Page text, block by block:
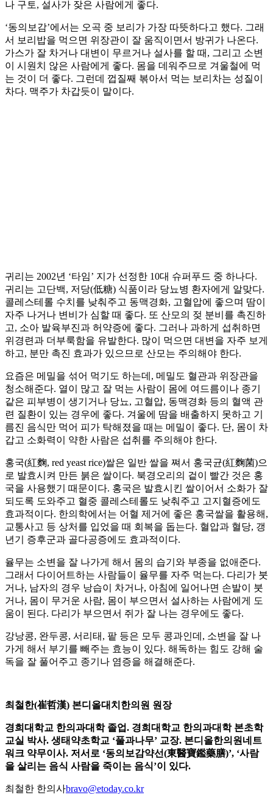
나 구토, 설사가 잦은 사람에게 좋다.
‘동의보감’에서는 오곡 중 보리가 가장 따뜻하다고 했다. 그래
서 보리밥을 먹으면 위장관이 잘 움직이면서 방귀가 나온다.
가스가 잘 차거나 대변이 무르거나 설사를 할 때, 그리고 소변
이 시원치 않은 사람에게 좋다. 몸을 데워주므로 겨울철에 먹
는 것이 더 좋다. 그런데 껍질째 볶아서 먹는 보리차는 성질이
차다. 맥주가 차갑듯이 말이다.
귀리는 2002년 ‘타임’ 지가 선정한 10대 슈퍼푸드 중 하나다.
귀리는 고단백, 저당(低糖) 식품이라 당뇨병 환자에게 알맞다.
콜레스테롤 수치를 낮춰주고 동맥경화, 고혈압에 좋으며 땀이
자주 나거나 변비가 심할 때 좋다. 또 산모의 젖 분비를 촉진하
고, 소아 발육부진과 허약증에 좋다. 그러나 과하게 섭취하면
위경련과 더부룩함을 유발한다. 많이 먹으면 대변을 자주 보게
하고, 분만 촉진 효과가 있으므로 산모는 주의해야 한다.
요즘은 메밀을 섞어 먹기도 하는데, 메밀도 혈관과 위장관을
청소해준다. 열이 많고 잘 먹는 사람이 몸에 여드름이나 종기
같은 피부병이 생기거나 당뇨, 고혈압, 동맥경화 등의 혈액 관
련 질환이 있는 경우에 좋다. 겨울에 땀을 배출하지 못하고 기
름진 음식만 먹어 피가 탁해졌을 때는 메밀이 좋다. 단, 몸이 차
갑고 소화력이 약한 사람은 섭취를 주의해야 한다.
홍국(紅麴, red yeast rice)쌀은 일반 쌀을 쪄서 홍국균(紅麴菌)으
로 발효시켜 만든 붉은 쌀이다. 북경오리의 겉이 빨간 것은 홍
국을 사용했기 때문이다. 홍국은 발효시킨 쌀이어서 소화가 잘
되도록 도와주고 혈중 콜레스테롤도 낮춰주고 고지혈증에도
효과적이다. 한의학에서는 어혈 제거에 좋은 홍국쌀을 활용해,
교통사고 등 상처를 입었을 때 회복을 돕는다. 혈압과 혈당, 갱
년기 증후군과 골다공증에도 효과적이다.
율무는 소변을 잘 나가게 해서 몸의 습기와 부종을 없애준다.
그래서 다이어트하는 사람들이 율무를 자주 먹는다. 다리가 붓
거나, 남자의 경우 낭습이 차거나, 아침에 일어나면 손발이 붓
거나, 몸이 무거운 사람, 몸이 부으면서 설사하는 사람에게 도
움이 된다. 다리가 부으면서 쥐가 잘 나는 경우에도 좋다.
강낭콩, 완두콩, 서리태, 팥 등은 모두 콩과인데, 소변을 잘 나
가게 해서 부기를 빼주는 효능이 있다. 해독하는 힘도 강해 술
독을 잘 풀어주고 종기나 염증을 해결해준다.
최철한(崔哲漢) 본디올대치한의원 원장
경희대학교 한의과대학 졸업. 경희대학교 한의과대학 본초학
교실 박사. 생태약초학교 ‘풀과나무’ 교장. 본디올한의원네트
워크 약무이사. 저서로 ‘동의보감약선(東醫寶鑑藥膳)’, ‘사람
을 살리는 음식 사람을 죽이는 음식’이 있다.
최철한 한의사bravo@etoday.co.kr